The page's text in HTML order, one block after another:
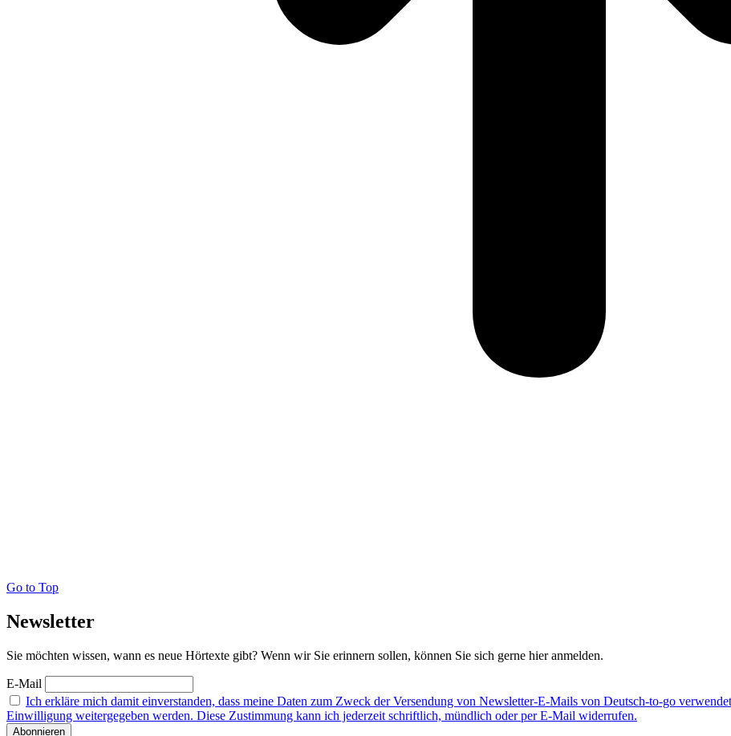
Go to Top
Newsletter
Sie möchten wissen, wann es neue Hörtexte gibt? Wenn wir Sie erinnern sollen, können Sie sich gerne hier anmelden.
E-Mail
Ich erkläre mich damit einverstanden, dass meine Daten zum Zweck der Versendung von Newsletter-E-Mails von Deutsch-to-go
Einwilligung weitergegeben werden. Diese Zustimmung kann ich jederzeit schriftlich, mündlich oder per E-Mail widerrufen.